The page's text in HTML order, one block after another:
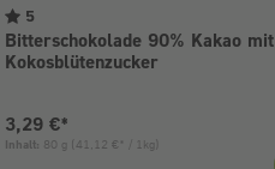
5
Bitterschokolade 90% Kakao mit
Kokosblütenzucker
Aktueller Preis:
3,29 €*
Inhalt: 80 g (41,12 €* / 1kg)